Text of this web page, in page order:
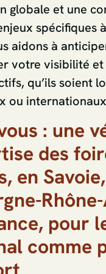
globale et une
spécifiques
aidons à
votre visibilité et
qu’ils soient
ou
: une
des
en Savoie,
pour
comme